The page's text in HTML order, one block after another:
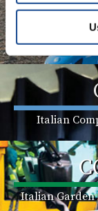
Italian
Italian
Italian Garden